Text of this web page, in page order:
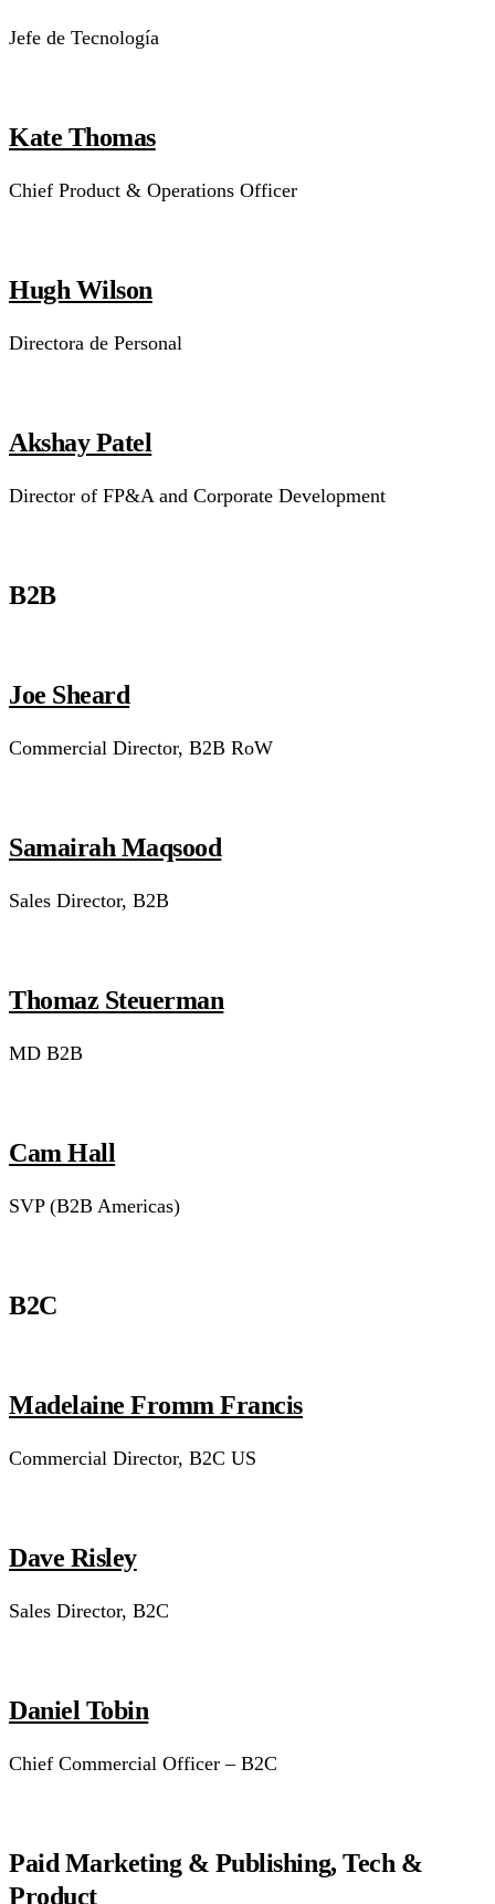
Jefe de Tecnología
Kate Thomas
Chief Product & Operations Officer
Hugh Wilson
Directora de Personal
Akshay Patel
Director of FP&A and Corporate Development
B2B
Joe Sheard
Commercial Director, B2B RoW
Samairah Maqsood
Sales Director, B2B
Thomaz Steuerman
MD B2B
Cam Hall
SVP (B2B Americas)
B2C
Madelaine Fromm Francis
Commercial Director, B2C US
Dave Risley
Sales Director, B2C
Daniel Tobin
Chief Commercial Officer – B2C
Paid Marketing & Publishing, Tech &
Product